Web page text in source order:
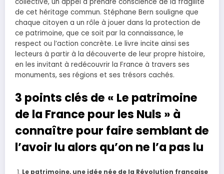
de cet héritage commun. Stéphane Bern souligne que
chaque citoyen a un rôle à jouer dans la protection de
ce patrimoine, que ce soit par la connaissance, le
respect ou l’action concrète. Le livre incite ainsi ses
lecteurs à partir à la découverte de leur propre histoire,
en les invitant à redécouvrir la France à travers ses
monuments, ses régions et ses trésors cachés.
3 points clés de « Le patrimoine
de la France pour les Nuls » à
connaître pour faire semblant de
l’avoir lu alors qu’on ne l’a pas lu
Le patrimoine, une idée née de la Révolution française